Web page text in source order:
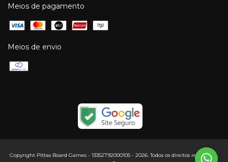
Meios de pagamento
Meios de envio
Copyright Pittas Board Games - 13352792000105 - 2026. Todos os direitos reservados.